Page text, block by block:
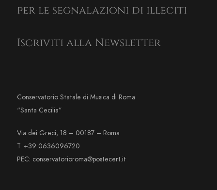
per le segnalazioni di illeciti
Iscriviti alla Newsletter
Conservatorio Statale di Musica di Roma
“Santa Cecilia”
Via dei Greci, 18 – 00187 – Roma
T. +39 0636096720
PEC: conservatorioroma@postecert.it